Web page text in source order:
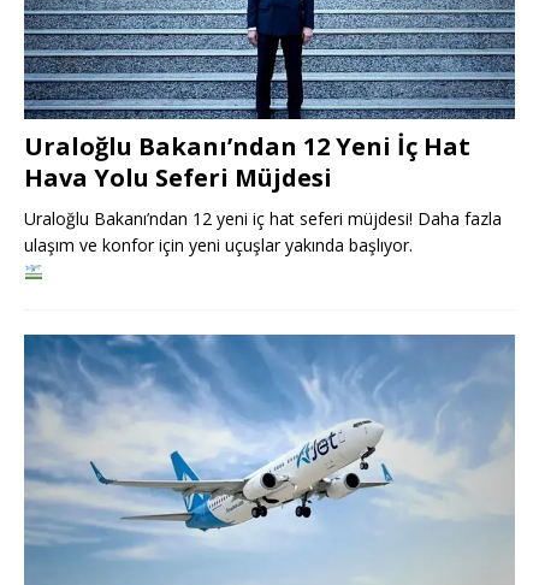
Uraloğlu Bakanı’ndan 12 Yeni İç Hat
Hava Yolu Seferi Müjdesi
Uraloğlu Bakanı’ndan 12 yeni iç hat seferi müjdesi! Daha fazla
ulaşım ve konfor için yeni uçuşlar yakında başlıyor.